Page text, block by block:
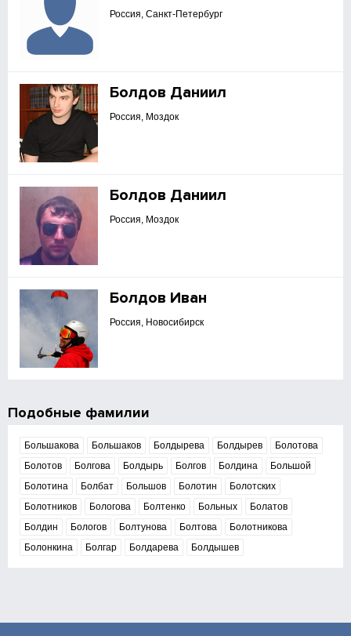
Россия, Санкт-Петербург
Болдов Даниил
Россия, Моздок
Болдов Даниил
Россия, Моздок
Болдов Иван
Россия, Новосибирск
Подобные фамилии
Большакова Большаков Болдырева Болдырев
Болотова
Болотов
Болгова Болдырь Болгов Болдина
Большой
Болотина
Болбат Большов Болотин
Болотских
Болотников
Бологова Болтенко Больных
Болатов
Болдин
Бологов Болтунова Болтова
Болотникова
Болонкина
Болгар Болдарева Болдышев